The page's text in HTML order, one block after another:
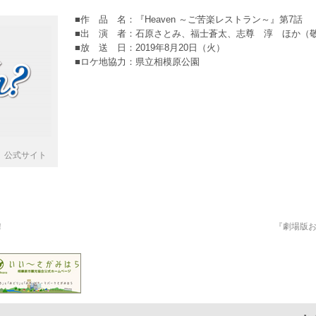
式サイト
■作 品 名：『Heaven ～ご苦楽レストラン～』第7話
■出 演 者：石原さとみ、福士蒼太、志尊 淳 ほか（
■放 送 日：2019年8月20日（火）
■ロケ地協力：県立相模原公園
『劇場版